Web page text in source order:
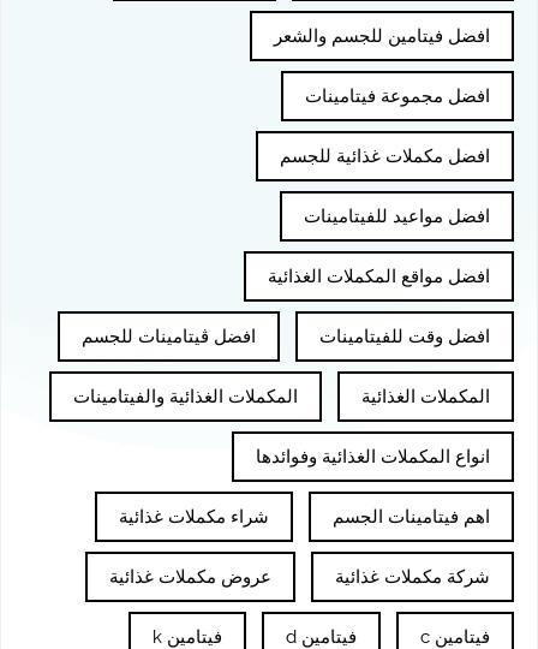
افضل فيتامين للجسم والشعر
افضل مجموعة فيتامينات
افضل مكملات غذائية للجسم
افضل مواعيد للفيتامينات
افضل مواقع المكملات الغذائية
افضل وقت للفيتامينات افضل ڤيتامينات للجسم
المكملات الغذائية المكملات الغذائية والفيتامينات
انواع المكملات الغذائية وفوائدها
اهم فيتامينات الجسم شراء مكملات غذائية
شركة مكملات غذائية عروض مكملات غذائية
فيتامين c فيتامين d فيتامين k